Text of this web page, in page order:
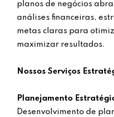
planos de negócios
análises financeiras,
metas claras para
maximizar resultados.
Nossos Serviços
Planejamento
Desenvolvimento de